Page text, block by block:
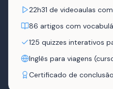
22h31 de videoaulas
86 artigos com
125 quizzes interativos
Inglês para viagens
Certificado de